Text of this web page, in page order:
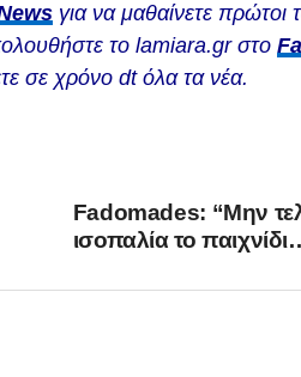
για να μαθαίνετε πρώτοι
το lamiara.gr στο
σε χρόνο dt όλα τα νέα.
Fadomades: “Μην
ισοπαλία το